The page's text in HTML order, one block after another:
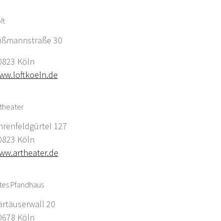
30
Köln
127
Köln
Pfandhaus
20
Köln